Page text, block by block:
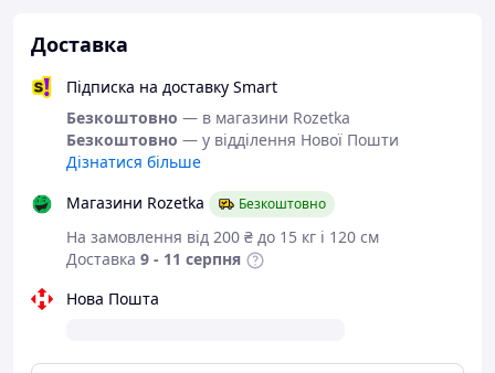
Доставка
Підписка на доставку Smart
Безкоштовно — в магазини Rozetka
Безкоштовно — у відділення Нової Пошти
Дізнатися більше
Магазини Rozetka
Безкоштовно
На замовлення від 200 ₴ до 15 кг і 120 см
Доставка 9 - 11 серпня
Нова Пошта